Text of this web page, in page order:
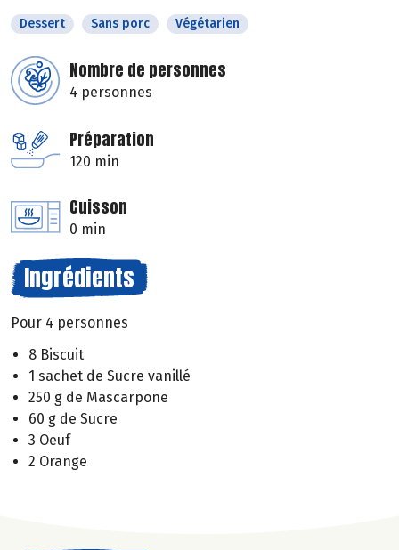
Dessert Sans porc Végétarien
Nombre de personnes
4 personnes
Préparation
120 min
Cuisson
0 min
Ingrédients
Pour 4 personnes
8 Biscuit
1 sachet de Sucre vanillé
250 g de Mascarpone
60 g de Sucre
3 Oeuf
2 Orange